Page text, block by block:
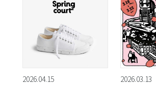
2026.04.15
2026.03.13